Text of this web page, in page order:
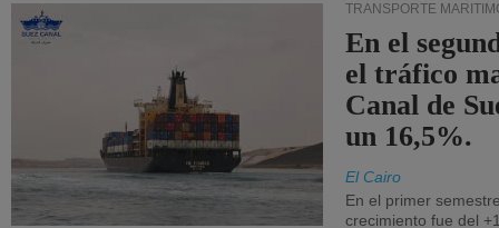
TRANSPORTE
En el
el tráfico
Canal de
un 16,5%.
El Cairo
En el primer
crecimiento fue del